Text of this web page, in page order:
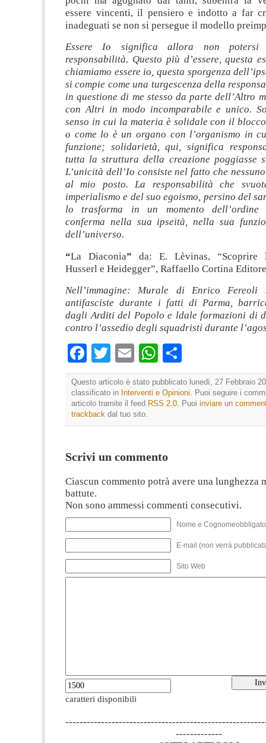
essere vincenti, il pensiero e indotto a far
inadeguati se non si persegue il modello
Essere Io significa allora non potersi
responsabilità. Questo più d’essere, questa
chiamiamo essere io, questa sporgenza
si compie come una turgescenza della
in questione di me stesso da parte dell’Altro
con Altri in modo incomparabile e unico.
senso in cui la materia è solidale con il
o come lo è un organo con l’organismo in
funzione; solidarietà, qui, significa
tutta la struttura della creazione poggiasse
L’unicità dell’Io consiste nel fatto che
al mio posto. La responsabilità che
imperialismo e del suo egoismo, persino del
lo trasforma in un momento dell’ordine
conferma nella sua ipseità, nella sua
dell’universo.
“La Diaconia” da: E. Lèvinas, “Scoprire
Husserl e Heidegger”, Raffaello Cortina
Nell’immagine: Murale di Enrico Fereoli
antifasciste durante i fatti di Parma,
dagli Arditi del Popolo e ldale formazioni di
contro l’assedio degli squadristi durante
Facebook
TwitterEmailWhatsApp
Questo articolo è stato pubblicato lunedì, 27 Febbraio
classificato in Interventi e Opinioni. Puoi seguire i
articolo tramite il feed RSS 2.0. Puoi inviare un
trackback dal tuo sito.
Scrivi un commento
Ciascun commento potrà avere una lunghezza
battute.
Non sono ammessi commenti consecutivi.
Nome e
E-mail (non verrà
Sito Web
caratteri disponibili
-------------